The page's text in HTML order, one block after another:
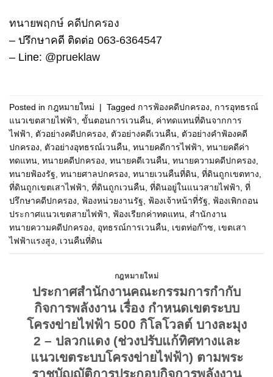
ทนายพฤกษ์ คดีปกครอง
– ปรึกษาคดี ติดต่อ 063-6364547
– Line: @prueklaw
Posted in กฎหมายใหม่ | Tagged การฟ้องคดีปกครอง
การอุทธรณ์
แนวเขตสายไฟฟ้า ขั้นตอนการเวนคืน ค่าทดแทนที่ดินจากการ
ไฟฟ้า
ตัวอย่างคดีปกครอง ตัวอย่างคดีเวนคืน ตัวอย่างคำฟ้องคดี
ปกครอง
ตัวอย่างอุทธรณ์เวนคืน ทนายคดีการไฟฟ้า ทนายคดีค่า
ทดแทน ทนายคดีปกครอง ทนายคดีเวนคืน ทนายความคดีปกครอง
ทนายฟ้องรัฐ ทนายศาลปกครอง ทนายเวนคืนที่ดิน ที่ดินถูกเขตทาง
ที่ดินถูกเขตเสาไฟฟ้า ที่ดินถูกเวนคืน ที่ดินอยู่ในแนวสายไฟฟ้า ที่
ปรึกษาคดีปกครอง
ฟ้องหน่วยงานรัฐ ฟ้องเจ้าหน้าที่รัฐ
ฟ้องเพิกถอน
ประกาศแนวเขตสายไฟฟ้า
ฟ้องเรียกค่าทดแทน สำนักงาน
ทนายความคดีปกครอง
อุทธรณ์การเวนคืน เขตท่อก๊าซ
เขตเสา
ไฟฟ้าแรงสูง
เวนคืนที่ดิน
กฎหมายใหม่
ประกาศสำนักงานคณะกรรมการกำกับ
กิจการพลังงาน เรื่อง กำหนดเขตระบบ
โครงข่ายไฟฟ้า 500 กิโลโวลต์ บางละมุง
2 – ปลวกแดง (ช่วงปรับแก้ทิศทางและ
แนวเขตระบบโครงข่ายไฟฟ้า) ตามพระ
ราชบัญญัติการประกอบกิจการพลังงาน